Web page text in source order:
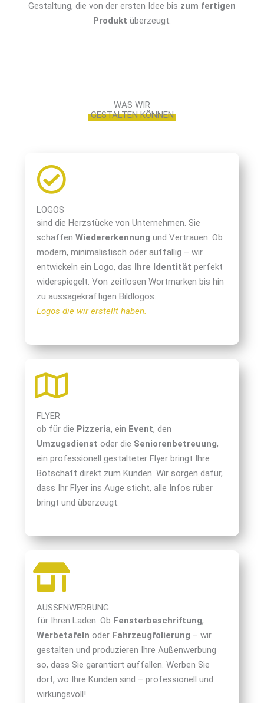
Gestaltung, die von der ersten Idee bis zum fertigen
Produkt überzeugt.
WAS WIR
GESTALTEN KÖNNEN
LOGOS
sind die Herzstücke von Unternehmen. Sie
schaffen Wiedererkennung und Vertrauen. Ob
modern, minimalistisch oder auffällig – wir
entwickeln ein Logo, das Ihre Identität perfekt
widerspiegelt. Von zeitlosen Wortmarken bis hin
zu aussagekräftigen Bildlogos.
Logos die wir erstellt haben.
FLYER
ob für die Pizzeria, ein Event, den
Umzugsdienst oder die Seniorenbetreuung,
ein professionell gestalteter Flyer bringt Ihre
Botschaft direkt zum Kunden. Wir sorgen dafür,
dass Ihr Flyer ins Auge sticht, alle Infos rüber
bringt und überzeugt.
AUSSENWERBUNG
für Ihren Laden. Ob Fensterbeschriftung,
Werbetafeln oder Fahrzeugfolierung – wir
gestalten und produzieren Ihre Außenwerbung
so, dass Sie garantiert auffallen. Werben Sie
dort, wo Ihre Kunden sind – professionell und
wirkungsvoll!